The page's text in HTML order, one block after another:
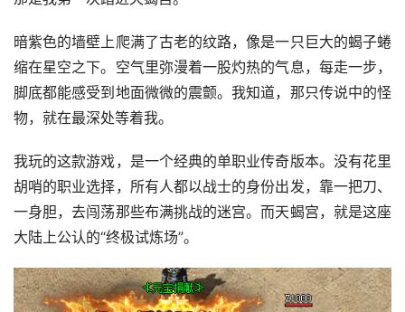
暗紫色的墙壁上爬满了古老的纹路，像是一只巨大的蝎子蜷
缩在星空之下。空气里弥漫着一股灼热的气息，每走一步，
脚底都能感受到地面微微的震颤。我知道，那只传说中的怪
物，就在最深处等着我。
我玩的这款游戏，是一个经典的单职业传奇版本。没有花里
胡哨的职业选择，所有人都以战士的身份出发，靠一把刀、
一身胆，去闯荡那些布满挑战的迷宫。而天蝎宫，就是这座
大陆上公认的“终极试炼场”。